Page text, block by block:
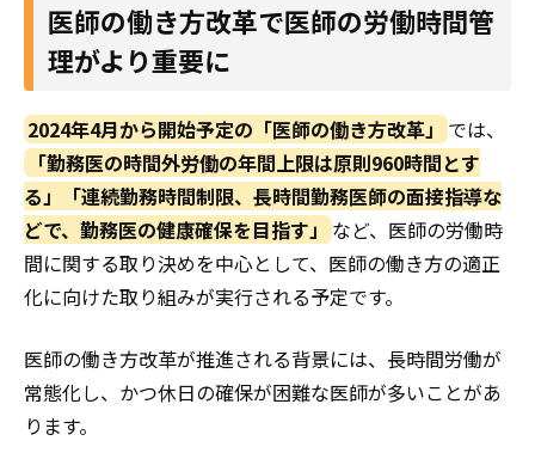
医師の働き方改革で医師の労働時間管
理がより重要に
2024年4月から開始予定の「医師の働き方改革」 では、
「勤務医の時間外労働の年間上限は原則960時間とす
る」「連続勤務時間制限、長時間勤務医師の面接指導な
どで、勤務医の健康確保を目指す」 など、医師の労働時
間に関する取り決めを中心として、医師の働き方の適正
化に向けた取り組みが実行される予定です。
医師の働き方改革が推進される背景には、長時間労働が
常態化し、かつ休日の確保が困難な医師が多いことがあ
ります。